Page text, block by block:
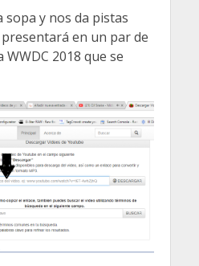
y nos da pistas
en un par de
2018 que se